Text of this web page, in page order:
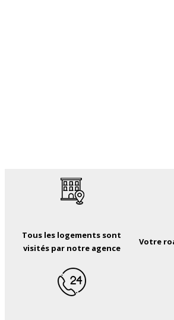
Tous les logements sont
visités par notre agence
Votre